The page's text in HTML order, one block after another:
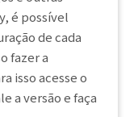
é possível
de cada
fazer a
isso acesse o
a versão e faça